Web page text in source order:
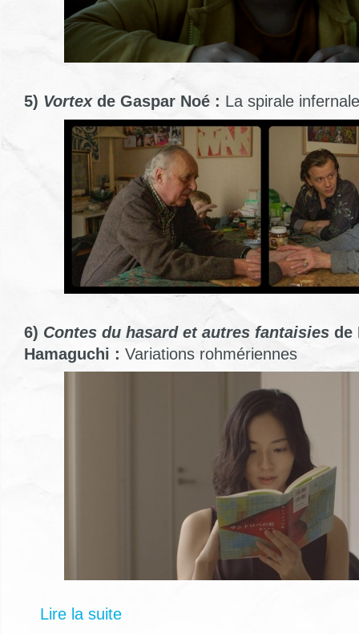
5) Vortexde Gaspar Noé : La spirale infernale
6) Contes du hasard et autres fantaisies de
Hamaguchi : Variations rohmériennes
Lire la suite